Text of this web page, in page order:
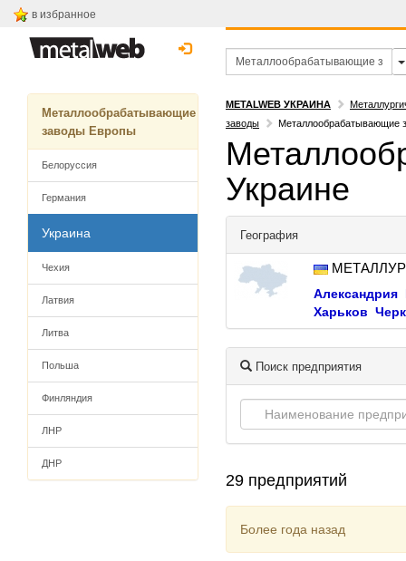
в избранное
Металлообрабатывающие
заводы Европы
Белоруссия
Германия
Украина
Чехия
Латвия
Литва
Польша
Финляндия
ЛНР
ДНР
METALWEB УКРАИНА
заводы
Металлообрабатывающие
Украине
География
Александрия
Харьков
Поиск предприятия
29 предприятий
Более года назад